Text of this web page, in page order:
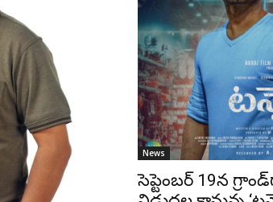
News
సెప్టెంబర్ 19న